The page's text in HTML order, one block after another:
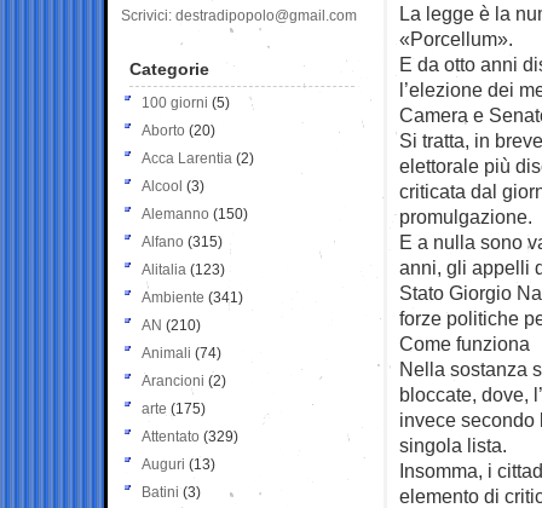
La legge è la
«Porcellum».
E da otto anni
l’elezione dei
Camera e
Si tratta, in
elettorale più
criticata dal
promulgazione.
E a nulla sono
anni, gli appelli
Stato Giorgio
forze politiche
Come funziona
Nella sostanza
bloccate, dove,
invece secondo
singola lista.
Insomma, i
elemento di
Scrivici: destradipopolo@gmail.com
Categorie
100 giorni (5)
Aborto (20)
Acca Larentia (2)
Alcool (3)
Alemanno (150)
Alfano (315)
Alitalia (123)
Ambiente (341)
AN (210)
Animali (74)
Arancioni (2)
arte (175)
Attentato (329)
Auguri (13)
Batini (3)